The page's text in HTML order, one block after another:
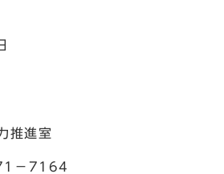
推進室
－7164